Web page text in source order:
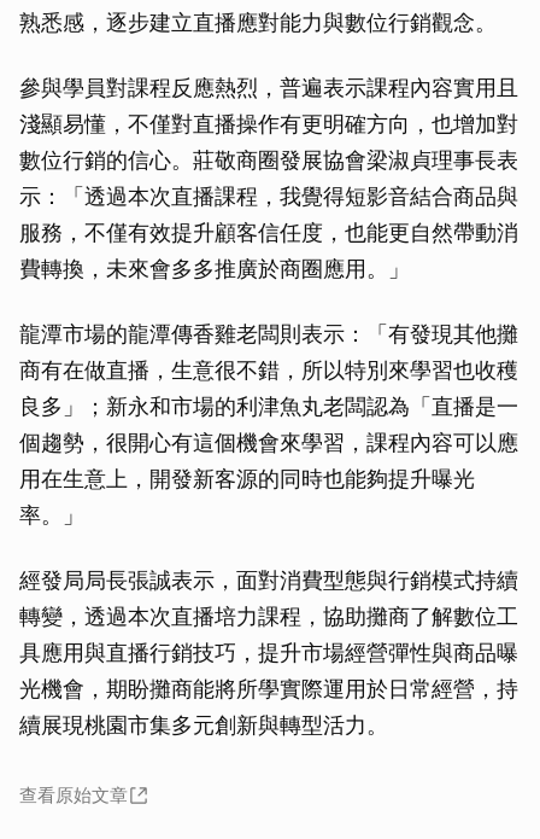
熟悉感，逐步建立直播應對能力與數位行銷觀念。
參與學員對課程反應熱烈，普遍表示課程內容實用且
淺顯易懂，不僅對直播操作有更明確方向，也增加對
數位行銷的信心。莊敬商圈發展協會梁淑貞理事長表
示：「透過本次直播課程，我覺得短影音結合商品與
服務，不僅有效提升顧客信任度，也能更自然帶動消
費轉換，未來會多多推廣於商圈應用。」
龍潭市場的龍潭傳香雞老闆則表示：「有發現其他攤
商有在做直播，生意很不錯，所以特別來學習也收穫
良多」；新永和市場的利津魚丸老闆認為「直播是一
個趨勢，很開心有這個機會來學習，課程內容可以應
用在生意上，開發新客源的同時也能夠提升曝光
率。」
經發局局長張誠表示，面對消費型態與行銷模式持續
轉變，透過本次直播培力課程，協助攤商了解數位工
具應用與直播行銷技巧，提升市場經營彈性與商品曝
光機會，期盼攤商能將所學實際運用於日常經營，持
續展現桃園市集多元創新與轉型活力。
查看原始文章